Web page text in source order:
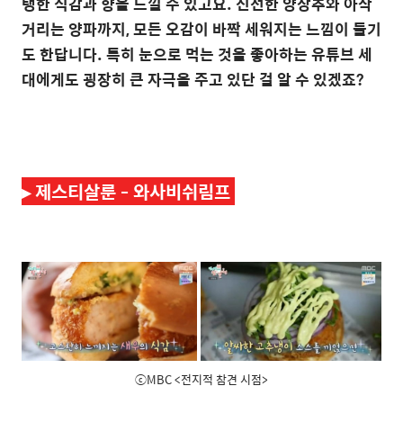
거리는 양파까지, 모든 오감이 바짝 세워지는 느낌이 들기
도 한답니다. 특히 눈으로 먹는 것을 좋아하는 유튜브 세
대에게도 굉장히 큰 자극을 주고 있단 걸 알 수 있겠죠?
▸제스티살룬 - 와사비쉬림프
ⓒMBC <전지적 참견 시점>